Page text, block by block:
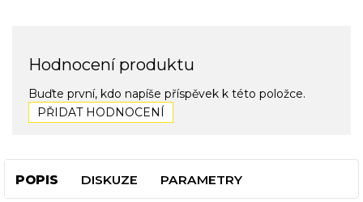
Hodnocení produktu
Buďte první, kdo napíše příspěvek k této položce.
PŘIDAT HODNOCENÍ
POPIS DISKUZE PARAMETRY